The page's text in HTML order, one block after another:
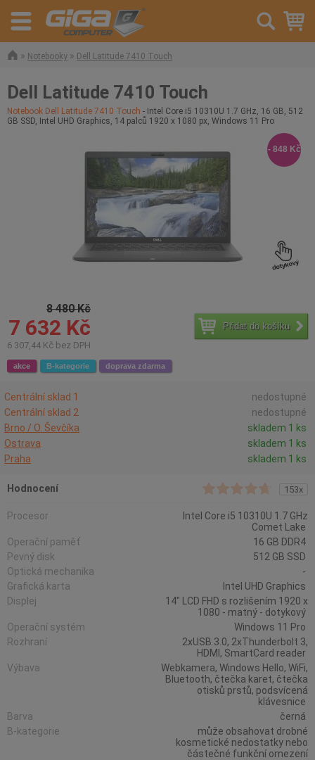
» Notebooky » Dell Latitude 7410 Touch
Dell Latitude 7410 Touch
Notebook Dell Latitude 7410 Touch - Intel Core i5 10310U 1.7 GHz, 16 GB, 512
GB SSD, Intel UHD Graphics, 14 palců 1920 x 1080 px, Windows 11 Pro
8 480 Kč
7 632 Kč
6 307,44 Kč bez DPH
Přidat do košíku
akce B-kategorie doprava zdarma
- 848 Kč
Centrální sklad 1
nedostupné
Centrální sklad 2
nedostupné
Brno / O. Ševčíka
skladem 1 ks
Ostrava
skladem 1 ks
Praha
skladem 1 ks
Hodnocení 153x
Procesor
Intel Core i5 10310U 1.7 GHz
Comet Lake
Operační paměť
16 GB DDR4
Pevný disk
512 GB SSD
Optická mechanika
-
Grafická karta
Intel UHD Graphics
Displej
14" LCD FHD s rozlišením 1920 x
1080 - matný - dotykový
Operační systém
Windows 11 Pro
Rozhraní
2xUSB 3.0, 2xThunderbolt 3,
HDMI, SmartCard reader
Výbava
Webkamera, Windows Hello, WiFi,
Bluetooth, čtečka karet, čtečka
otisků prstů, podsvícená
klávesnice
Barva
černá
B-kategorie
může obsahovat drobné
kosmetické nedostatky nebo
částečné funkční omezení